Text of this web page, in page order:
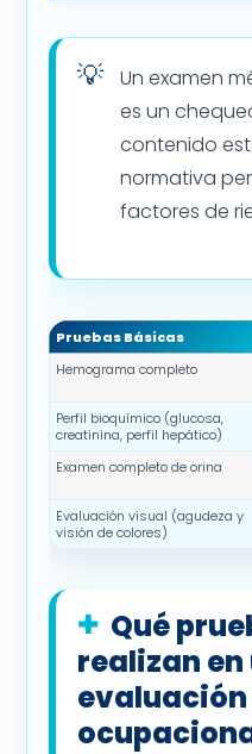
Un examen
es un
contenido
normativa
factores de
Pruebas Básicas
Hemograma completo
Perfil bioquímico (glucosa,
creatinina, perfil hepático)
Examen completo de orina
Evaluación visual (agudeza y
visión de colores)
Qué
realizan en